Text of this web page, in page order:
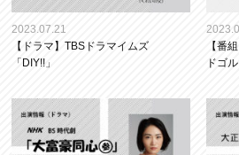
2023.07.21
【ドラマ】TBSドラマイムズ
「DIY!!」
【番
ドゴル